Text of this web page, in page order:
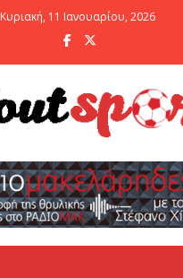
Κυριακή, 11 Ιανουαρίου, 2026